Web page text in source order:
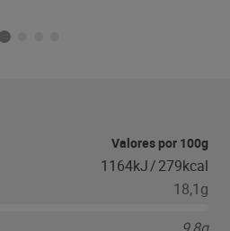
Valores por 100g
1164kJ/279kcal
18,1g